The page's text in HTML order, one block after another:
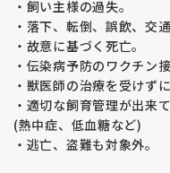
・飼い主様の過失。
・落下、転倒、誤飲、交
・故意に基づく死亡。
・伝染病予防のワクチン
・獣医師の治療を受けずに
・適切な飼育管理が出来
(熱中症、低血糖など)
・逃亡、盗難も対象外。